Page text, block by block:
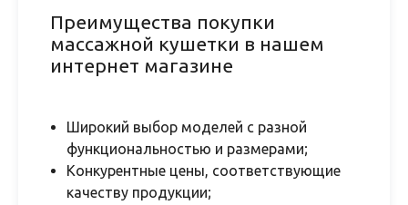
Преимущества покупки
массажной кушетки в нашем
интернет магазине
Широкий выбор моделей с разной
функциональностью и размерами;
Конкурентные цены, соответствующие
качеству продукции;